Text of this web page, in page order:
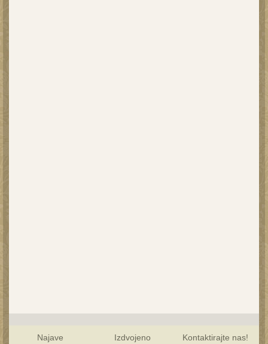
Najave Izdvojeno Kontaktirajte nas!